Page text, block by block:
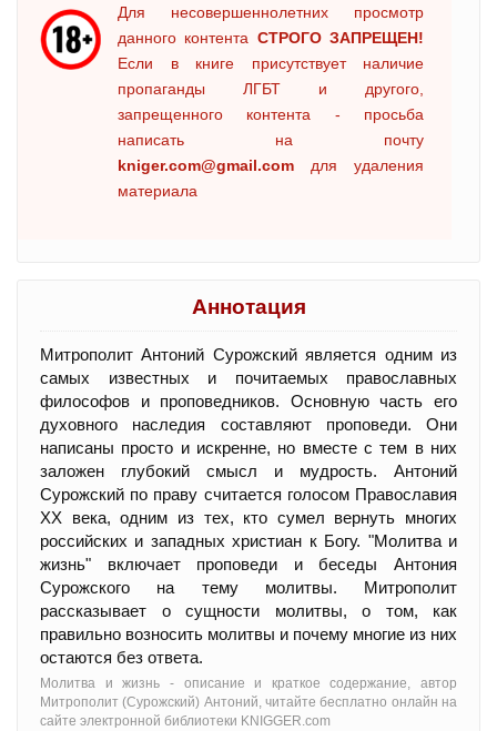
Для несовершеннолетних просмотр
данного контента СТРОГО ЗАПРЕЩЕН!
Если в книге присутствует наличие
пропаганды ЛГБТ и другого,
запрещенного контента - просьба
написать на почту
kniger.com@gmail.com для удаления
материала
Аннотация
Митрополит Антоний Сурожский является одним из
самых известных и почитаемых православных
философов и проповедников. Основную часть его
духовного наследия составляют проповеди. Они
написаны просто и искренне, но вместе с тем в них
заложен глубокий смысл и мудрость. Антоний
Сурожский по праву считается голосом Православия
ХХ века, одним из тех, кто сумел вернуть многих
российских и западных христиан к Богу. "Молитва и
жизнь" включает проповеди и беседы Антония
Сурожского на тему молитвы. Митрополит
рассказывает о сущности молитвы, о том, как
правильно возносить молитвы и почему многие из них
остаются без ответа.
Молитва и жизнь - oписание и краткое содержание, автор
Митрополит (Сурожский) Антоний, читайте бесплатно онлайн на
сайте электронной библиотеки KNIGGER.com